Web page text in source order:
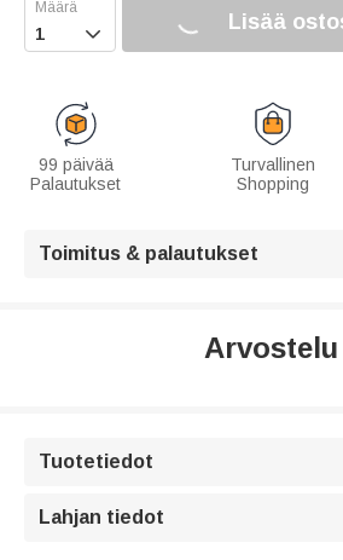
 Lisää
99 päivää
Palautukset
Turvallinen
Shopping
Toimitus & palautukset
Arvostelu
Tuotetiedot
Lahjan tiedot